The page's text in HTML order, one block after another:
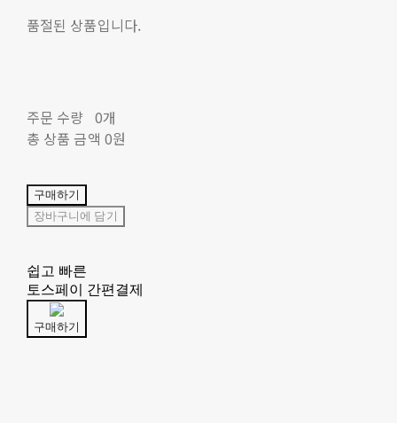
품절된 상품입니다.
주문 수량 0개
총 상품 금액 0원
구매하기
장바구니에 담기
쉽고 빠른
토스페이 간편결제
구매하기